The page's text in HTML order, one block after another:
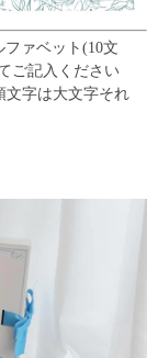
ァベット(10文
ご記入ください
文字は大文字それ